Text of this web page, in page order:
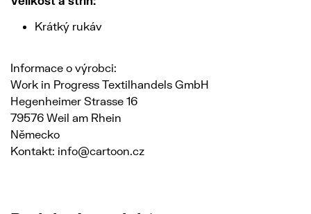
Krátký rukáv
Informace o výrobci:
Work in Progress Textilhandels GmbH
Hegenheimer Strasse 16
79576 Weil am Rhein
Německo
Kontakt: info@cartoon.cz